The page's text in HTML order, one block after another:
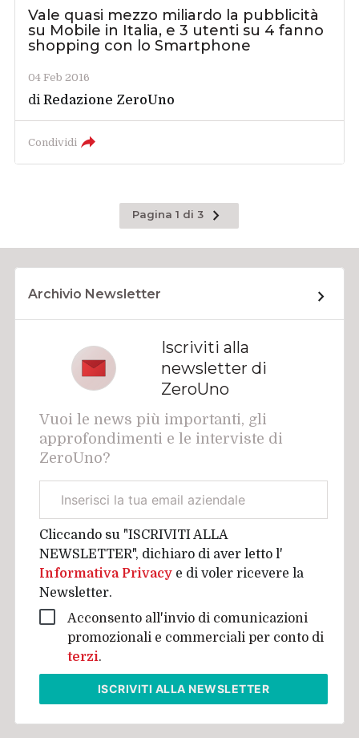
Vale quasi mezzo miliardo la pubblicità
su Mobile in Italia, e 3 utenti su 4 fanno
shopping con lo Smartphone
04 Feb 2016
diRedazione ZeroUno
Condividi
Pagina 1 di 3
Pagina
successiva
Archivio Newsletter
Iscriviti alla
newsletter di
ZeroUno
Vuoi le news più importanti, gli
approfondimenti e le interviste di
ZeroUno?
aziendale
Cliccando su "ISCRIVITI ALLA
NEWSLETTER", dichiaro di aver letto l'
Informativa Privacy e di voler ricevere la
Newsletter.
Acconsento all'invio di comunicazioni
promozionali e commerciali per conto di
terzi.
ISCRIVITI ALLA NEWSLETTER